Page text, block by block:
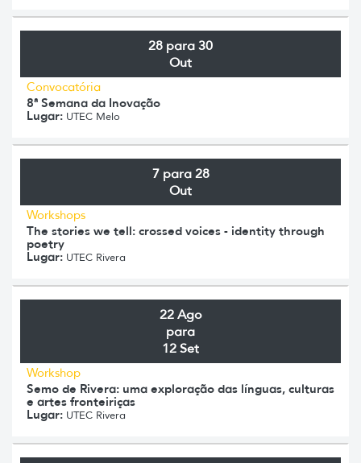
28 para 30
Out
Convocatória
8ª Semana da Inovação
Lugar: UTEC Melo
7 para 28
Out
Workshops
The stories we tell: crossed voices - identity through
poetry
Lugar: UTEC Rivera
22 Ago
para
12 Set
Workshop
Semo de Rivera: uma exploração das línguas, culturas
e artes fronteiriças
Lugar: UTEC Rivera